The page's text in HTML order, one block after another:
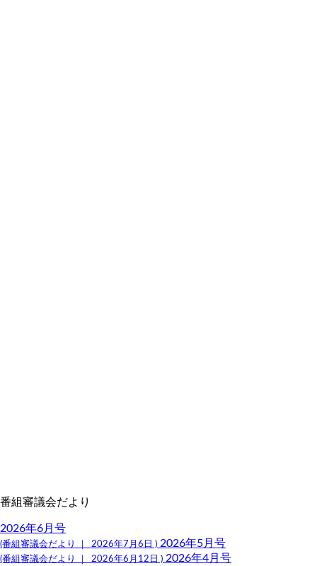
番組審議会だより
2026年6月号
(番組審議会だより ｜ 2026年7月6日 ) 2026年5月号
(番組審議会だより ｜ 2026年6月12日 ) 2026年4月号